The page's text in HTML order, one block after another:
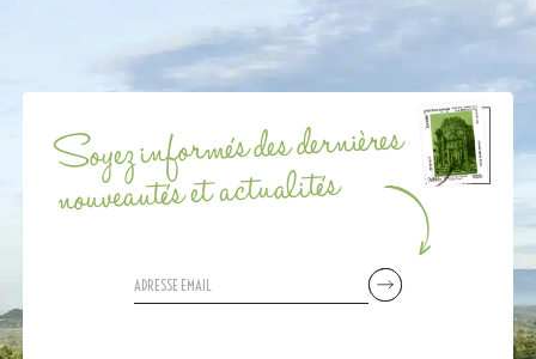
Soyez informés des dernières
nouveautés et actualités